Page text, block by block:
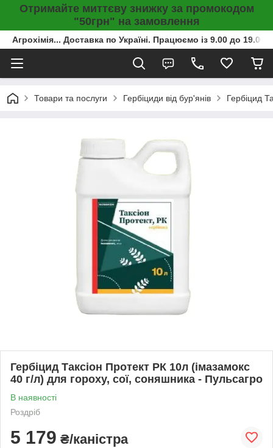
Отримайте миттєву знижку за промокодом
"50грн" на замовлення
Агрохімія... Доставка по Україні. Працюємо із 9.00 до
Товари та послуги Гербіциди від бур'янів Гербіцид
Гербіцид Таксіон Протект РК 10л (імазамокс
40 г/л) для гороху, сої, соняшника - Пульсагро
В наявності
Роздріб
5 179 ₴/каністра